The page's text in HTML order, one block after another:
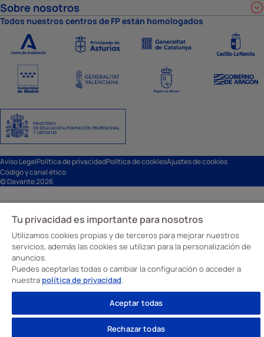
Sobre nosotros
Todos nuestros centros de FP están homologados
Aviso LegalPolítica de privacidadPolítica de cookiesAjustes de cookies
Código y canal ético
© Davante 2026
Tu privacidad es importante para nosotros
Utilizamos cookies propias y de terceros para mejorar nuestros
servicios, además las cookies se utilizan para la personalización de
anuncios.
Puedes aceptarlas todas o cambiar la configuración o acceder a
nuestra política de privacidad.
Aceptar todas
Rechazar todas